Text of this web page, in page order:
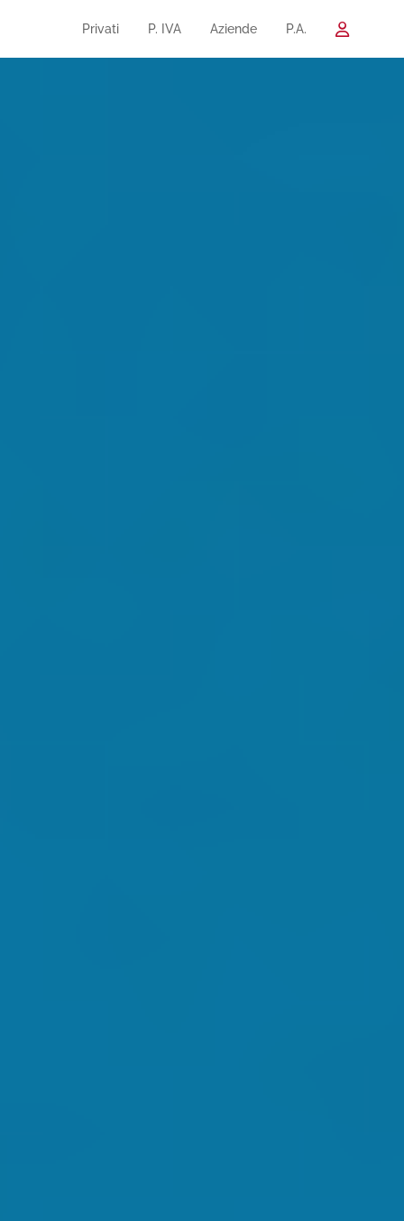
Privati P. IVA Aziende P.A.